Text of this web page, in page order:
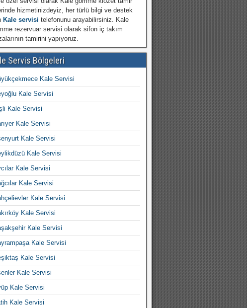
hizmetinizdeyiz, her türlü bilgi ve destek
Kale servisi telefonunu arayabilirsiniz. Kale
rezervuar servisi olarak sifon iç takım
tamirini yapıyoruz.
Servis Bölgeleri
Kale Servisi
Kale Servisi
Kale Servisi
Kale Servisi
Kale Servisi
Kale Servisi
Kale Servisi
Kale Servisi
Kale Servisi
Kale Servisi
Kale Servisi
Kale Servisi
Kale Servisi
Kale Servisi
Kale Servisi
Kale Servisi